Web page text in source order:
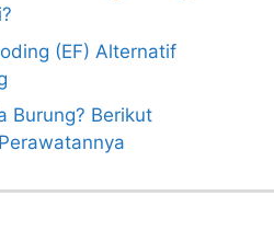
(EF) Alternatif
Burung? Berikut